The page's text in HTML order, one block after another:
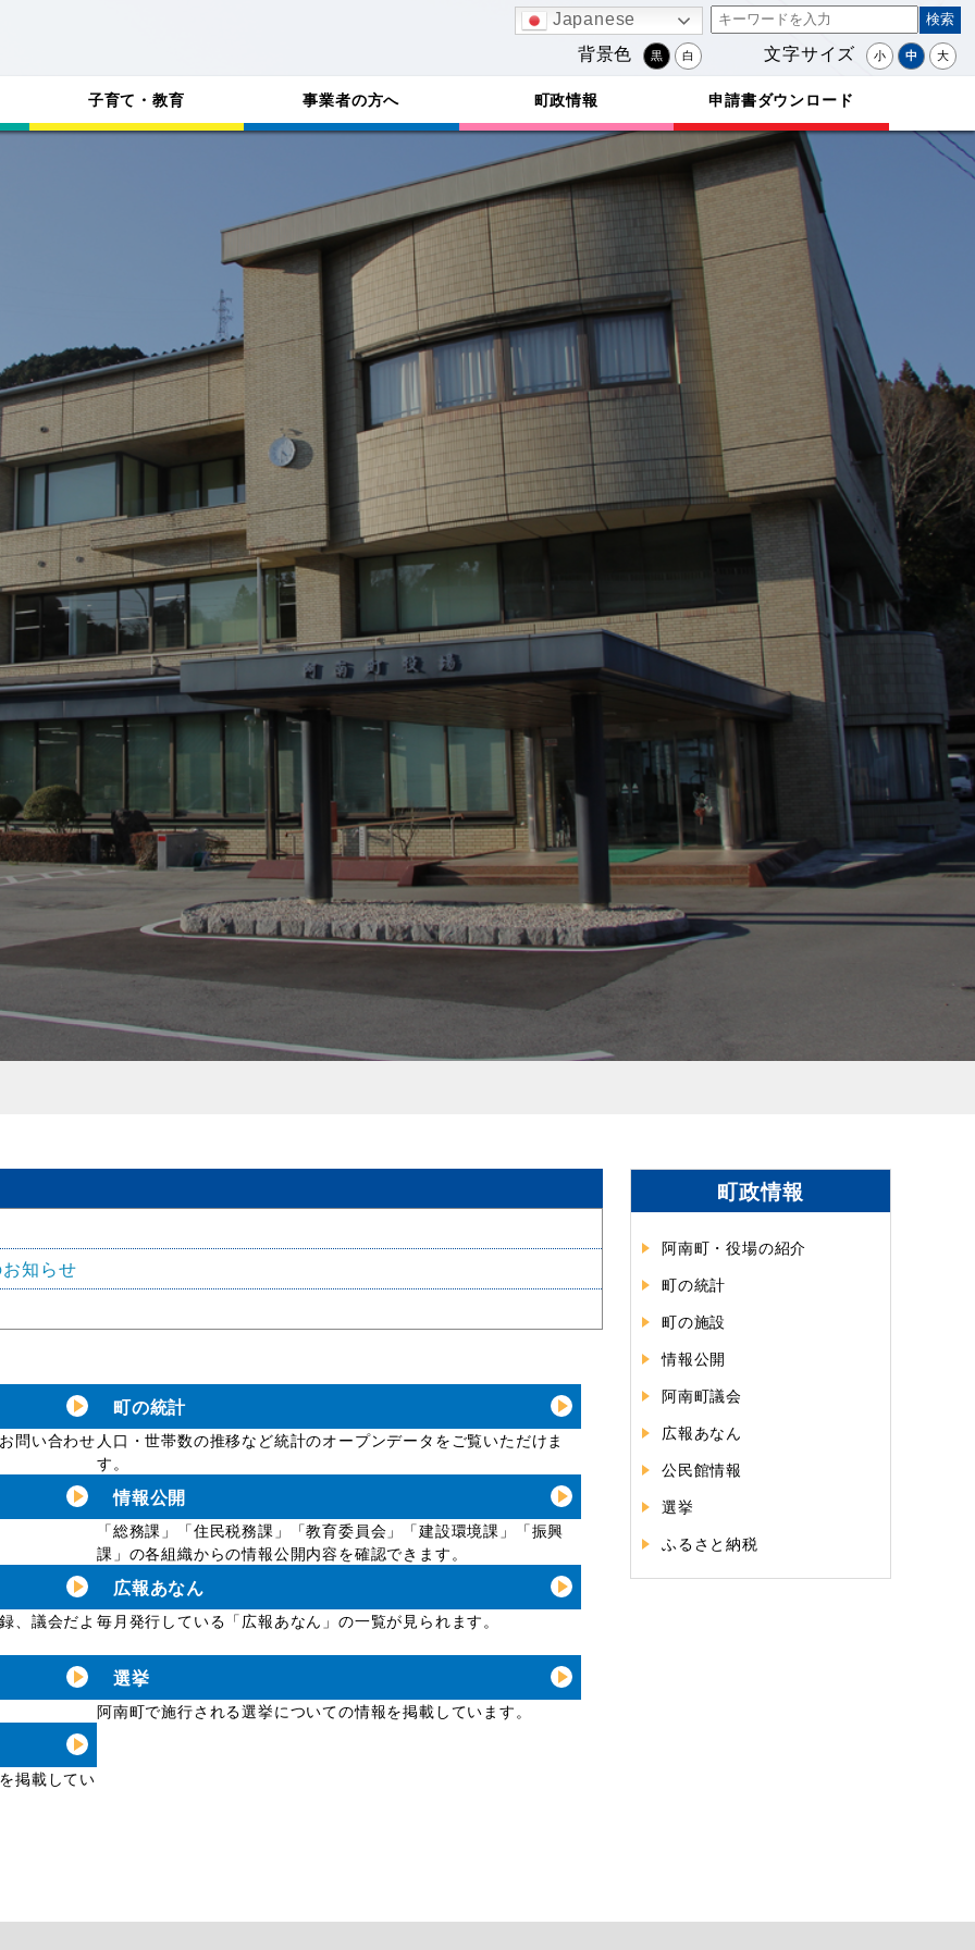
Japanese
背景色 黒 白 文字サイズ 小 中 大
子育て・教育 事業者の方へ 町政情報 申請書ダウンロード
知らせ
問い合わせ
町の統計
人口・世帯数の推移など統計のオープンデータをご覧いただけま
す。
情報公開
「総務課」「住民税務課」「教育委員会」「建設環境課」「振興
課」の各組織からの情報公開内容を確認できます。
、議会だよ
広報あなん
毎月発行している「広報あなん」の一覧が見られます。
選挙
阿南町で施行される選挙についての情報を掲載しています。
掲載してい
町政情報
阿南町・役場の紹介
町の統計
町の施設
情報公開
阿南町議会
広報あなん
公民館情報
選挙
ふるさと納税